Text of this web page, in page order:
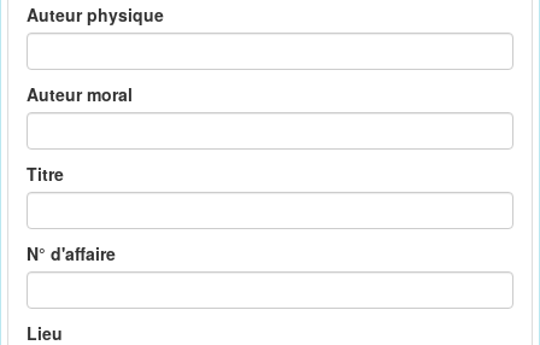
Auteur physique
Auteur moral
Titre
N° d'affaire
Lieu